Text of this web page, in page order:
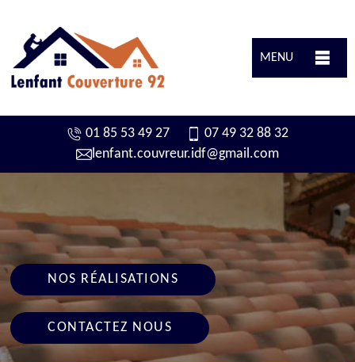
MENU
01 85 53 49 27
07 49 32 88 32
lenfant.couvreur.idf@gmail.com
NOS RÉALISATIONS
CONTACTEZ NOUS